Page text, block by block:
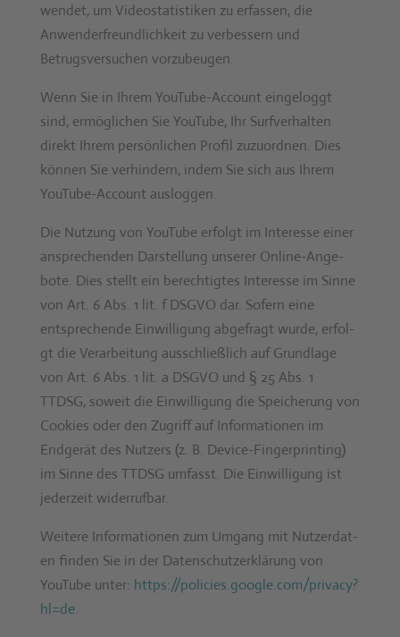
wen­det, um Video­sta­tis­tiken zu erfassen, die
Anwen­der­fre­undlichkeit zu verbessern und
Betrugsver­suchen vorzubeu­gen.
Wenn Sie in Ihrem YouTube-Account ein­gel­og­gt
sind, ermöglichen Sie YouTube, Ihr Sur­fver­hal­ten
direkt Ihrem per­sön­lichen Pro­fil zuzuord­nen. Dies
kön­nen Sie ver­hin­dern, indem Sie sich aus Ihrem
YouTube-Account aus­loggen.
Die Nutzung von YouTube erfol­gt im Inter­esse ein­er
ansprechen­den Darstel­lung unser­er Online-Ange­
bote. Dies stellt ein berechtigtes Inter­esse im Sinne
von Art. 6 Abs. 1 lit. f DSGVO dar. Sofern eine
entsprechende Ein­willi­gung abge­fragt wurde, erfol­
gt die Ver­ar­beitung auss­chließlich auf Grund­lage
von Art. 6 Abs. 1 lit. a DSGVO und § 25 Abs. 1
TTDSG, soweit die Ein­willi­gung die Spe­icherung von
Cook­ies oder den Zugriff auf Infor­ma­tio­nen im
Endgerät des Nutzers (z. B. Device-Fin­ger­print­ing)
im Sinne des TTDSG umfasst. Die Ein­willi­gung ist
jed­erzeit wider­ruf­bar.
Weit­ere Infor­ma­tio­nen zum Umgang mit Nutzer­dat­
en find­en Sie in der Daten­schutzerk­lärung von
YouTube unter: https://policies.google.com/privacy?
hl=de.